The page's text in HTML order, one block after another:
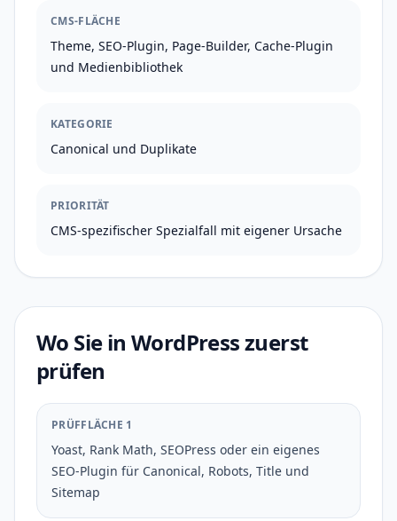
CMS-FLÄCHE
Theme, SEO-Plugin, Page-Builder, Cache-Plugin
und Medienbibliothek
KATEGORIE
Canonical und Duplikate
PRIORITÄT
CMS-spezifischer Spezialfall mit eigener Ursache
Wo Sie in WordPress zuerst
prüfen
PRÜFFLÄCHE 1
Yoast, Rank Math, SEOPress oder ein eigenes
SEO-Plugin für Canonical, Robots, Title und
Sitemap